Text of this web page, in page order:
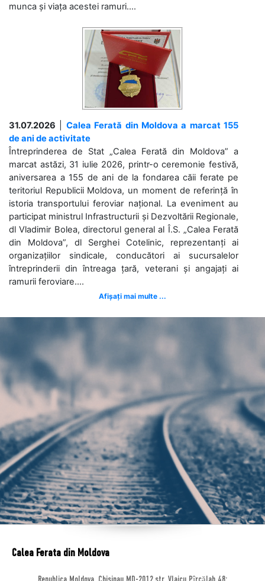
munca și viața acestei ramuri....
31.07.2026
Calea Ferată din Moldova a marcat 155
de ani de activitate
Întreprinderea de Stat „Calea Ferată din Moldova” a
marcat astăzi, 31 iulie 2026, printr-o ceremonie festivă,
aniversarea a 155 de ani de la fondarea căii ferate pe
teritoriul Republicii Moldova, un moment de referință în
istoria transportului feroviar național. La eveniment au
participat ministrul Infrastructurii și Dezvoltării Regionale,
dl Vladimir Bolea, directorul general al Î.S. „Calea Ferată
din Moldova”, dl Serghei Cotelinic, reprezentanți ai
organizațiilor sindicale, conducători ai sucursalelor
întreprinderii din întreaga țară, veterani și angajați ai
ramurii feroviare....
Afișați mai multe ...
Calea Ferata din Moldova